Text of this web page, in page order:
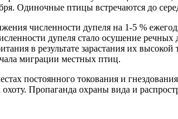
Одиночные птицы встречаются до
численности дупеля на 1-5 %
дупеля стало осуше­ние речных
в результате зарастания их высокой
миграции местных птиц.
постоянного токования и
Пропаганда охраны вида и